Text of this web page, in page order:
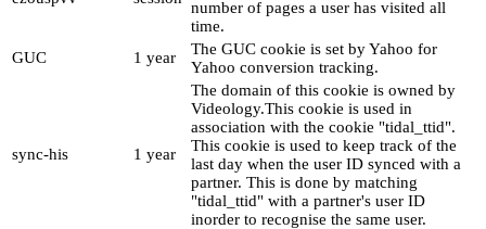
number of pages a user has visited all
time.
GUC
1 year
The GUC cookie is set by Yahoo for
Yahoo conversion tracking.
sync-his 1 year
The domain of this cookie is owned by
Videology.This cookie is used in
association with the cookie "tidal_ttid".
This cookie is used to keep track of the
last day when the user ID synced with a
partner. This is done by matching
"tidal_ttid" with a partner's user ID
inorder to recognise the same user.